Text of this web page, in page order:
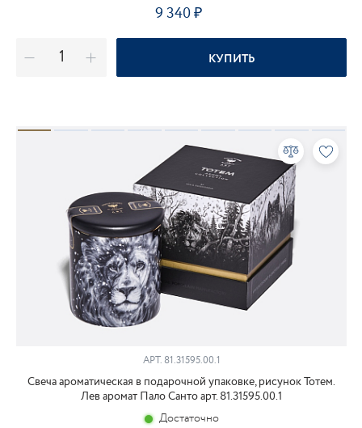
9 340
КУПИТЬ
АРТ.81.31595.00.1
Свеча ароматическая в подарочной упаковке, рисунок Тотем.
Лев аромат Пало Санто арт. 81.31595.00.1
Достаточно